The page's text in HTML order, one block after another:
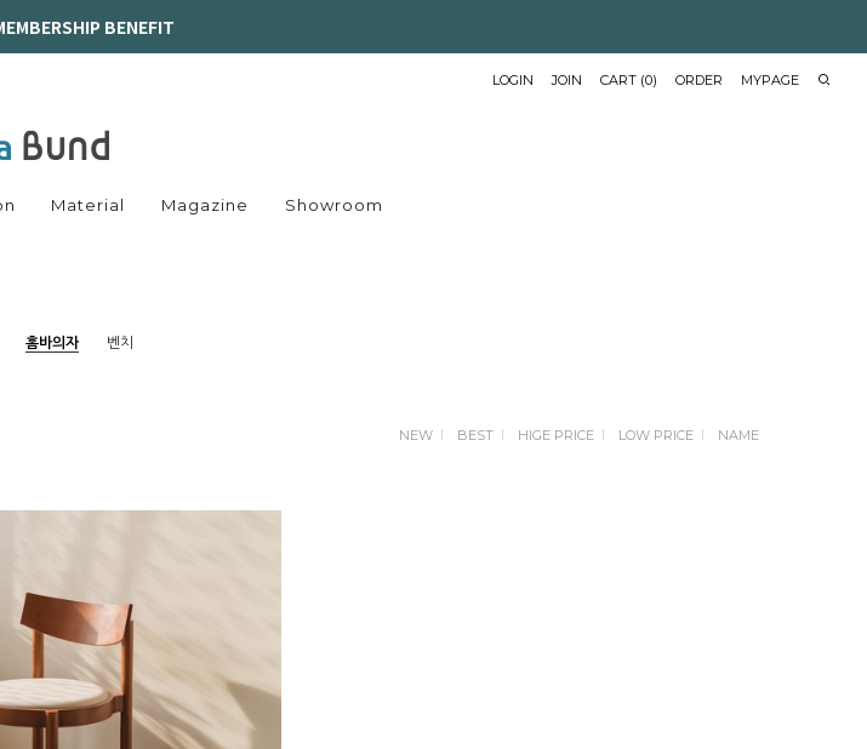
BENEFIT
LOGIN JOIN CART (0) ORDER MYPAGE
Material Magazine Showroom
홈바의자 벤치
NEW BEST HIGE PRICE LOW PRICE NAME